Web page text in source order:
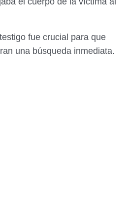
fue crucial para que
una búsqueda inmediata.